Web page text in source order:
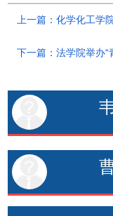
上一篇：化学化工学
下一篇：法学院举办